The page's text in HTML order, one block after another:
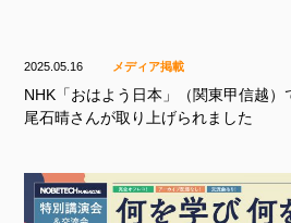
2025.05.16 メディア掲載
NHK「おはよう日本」（関東甲信越
尾石晴さんが取り上げられました